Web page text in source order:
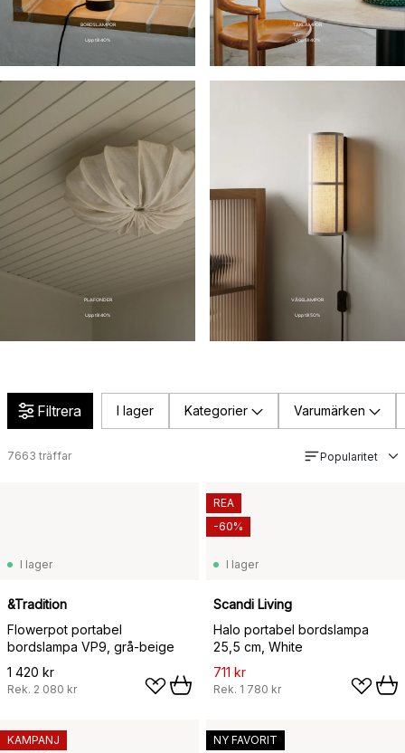
BORDSLAMPOR
Upp till 40%
TAKLAMPOR
Upp till 40%
PLAFONDER
Upp till 40%
VÄGGLAMPOR
Upp till 50%
Filtrera I lager Kategorier Varumärken
7663 träffar Popularitet
I lager
&Tradition
Flowerpot portabel
bordslampa VP9, grå-beige
1 420 kr
Rek. 2 080 kr
I lager
Scandi Living
Halo portabel bordslampa
25,5 cm, White
711 kr
Rek. 1 780 kr
REA
-60%
KAMPANJ
NY FAVORIT